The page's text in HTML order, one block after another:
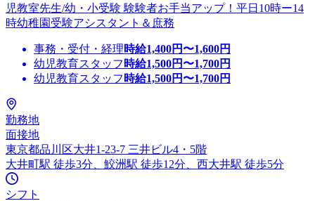
児教室先生/幼・小受験 験験者お手当アップ！平日10時ー14
時幼稚園受験アシスタント＆庶務
事務・受付・経理時給1,400円〜1,600円
幼児教育スタッフ 時給1,500円〜1,700円
幼児教育スタッフ 時給1,500円〜1,700円
勤務地
面接地
東京都品川区大井1-23-7 三井ビル4・5階
大井町駅 徒歩3分、鮫洲駅 徒歩12分、西大井駅 徒歩5分
シフト